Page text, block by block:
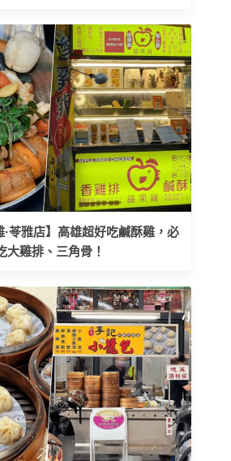
·苓雅店】高雄超好吃鹹酥雞，必
大雞排、三角骨！